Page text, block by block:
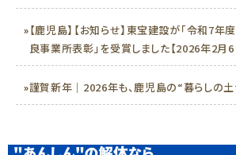
»【鹿児島】【お知らせ】東宝建設が「令和7
良事業所表彰」を受賞しました【2026年2月6
»謹賀新年｜2026年も、鹿児島の“暮らしの土